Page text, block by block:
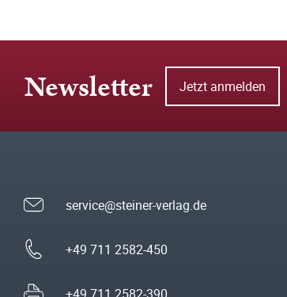
Newsletter Jetzt anmelden
service@steiner-verlag.de
+49 711 2582-450